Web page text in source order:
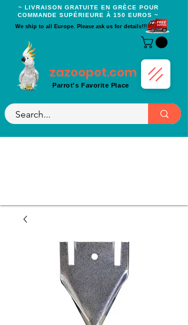
~ LIVRAISON GRATUITE EN GRÈCE POUR
COMMANDE SUPÉRIEURE À 150 EUROS ~
We ship to all Europe. Please ask us for details!!!
zazoopet.com
Parrot's Favorite Place